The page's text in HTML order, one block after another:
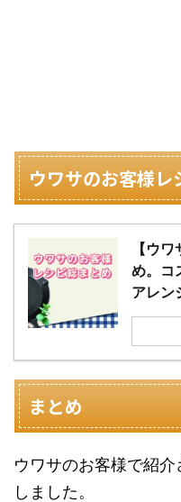
ウワサのお客様レ
【ウ
め。コ
アレン
まとめ
ウワサのお客様で紹
しました。